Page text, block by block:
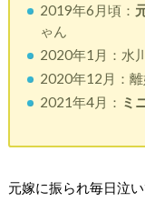
2019年6月頃：
ゃん
2020年1月：水
2020年12月：
2021年4月： ミ
元嫁に振られ毎日泣